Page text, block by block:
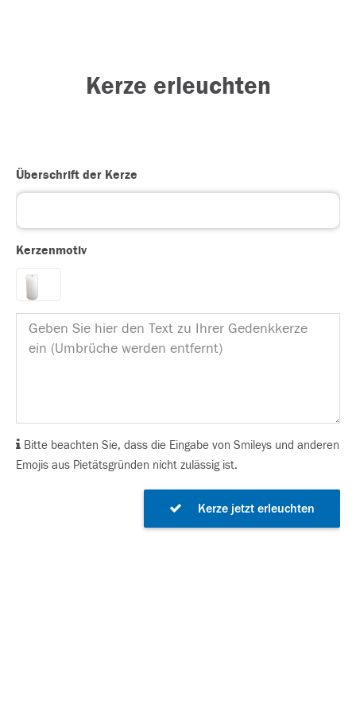
Kerze erleuchten
Überschrift der Kerze
Kerzenmotiv
Bitte beachten Sie, dass die Eingabe von Smileys und anderen
Emojis aus Pietätsgründen nicht zulässig ist.
Kerze jetzt erleuchten